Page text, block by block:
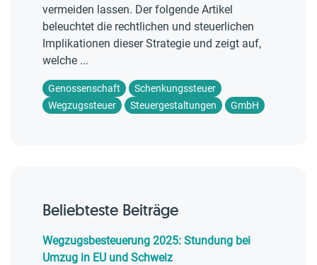
vermeiden lassen. Der folgende Artikel
beleuchtet die rechtlichen und steuerlichen
Implikationen dieser Strategie und zeigt auf,
welche ...
Genossenschaft
Schenkungssteuer
Wegzugssteuer
Steuergestaltungen GmbH
Beliebteste Beiträge
Wegzugsbesteuerung 2025: Stundung bei
Umzug in EU und Schweiz